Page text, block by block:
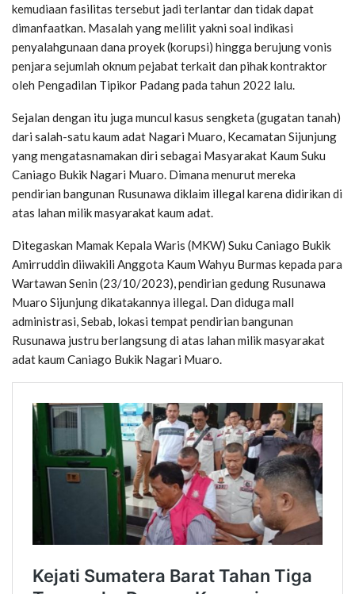
kemudiaan fasilitas tersebut jadi terlantar dan tidak dapat
dimanfaatkan. Masalah yang melilit yakni soal indikasi
penyalahgunaan dana proyek (korupsi) hingga berujung vonis
penjara sejumlah oknum pejabat terkait dan pihak kontraktor
oleh Pengadilan Tipikor Padang pada tahun 2022 lalu.
Sejalan dengan itu juga muncul kasus sengketa (gugatan tanah)
dari salah-satu kaum adat Nagari Muaro, Kecamatan Sijunjung
yang mengatasnamakan diri sebagai Masyarakat Kaum Suku
Caniago Bukik Nagari Muaro. Dimana menurut mereka
pendirian bangunan Rusunawa diklaim illegal karena didirikan di
atas lahan milik masyarakat kaum adat.
Ditegaskan Mamak Kepala Waris (MKW) Suku Caniago Bukik
Amirruddin diiwakili Anggota Kaum Wahyu Burmas kepada para
Wartawan Senin (23/10/2023), pendirian gedung Rusunawa
Muaro Sijunjung dikatakannya illegal. Dan diduga mall
administrasi, Sebab, lokasi tempat pendirian bangunan
Rusunawa justru berlangsung di atas lahan milik masyarakat
adat kaum Caniago Bukik Nagari Muaro.